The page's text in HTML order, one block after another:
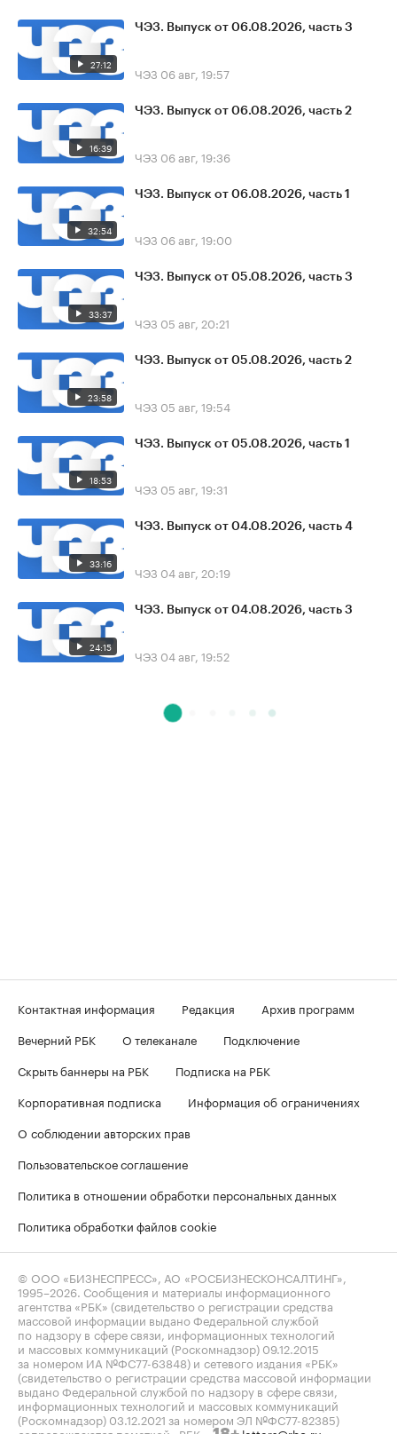
27:12
ЧЭЗ. Выпуск от 06.08.2026, часть 3
ЧЭЗ 06 авг, 19:57
16:39
ЧЭЗ. Выпуск от 06.08.2026, часть 2
ЧЭЗ 06 авг, 19:36
32:54
ЧЭЗ. Выпуск от 06.08.2026, часть 1
ЧЭЗ 06 авг, 19:00
33:37
ЧЭЗ. Выпуск от 05.08.2026, часть 3
ЧЭЗ 05 авг, 20:21
23:58
ЧЭЗ. Выпуск от 05.08.2026, часть 2
ЧЭЗ 05 авг, 19:54
18:53
ЧЭЗ. Выпуск от 05.08.2026, часть 1
ЧЭЗ 05 авг, 19:31
33:16
ЧЭЗ. Выпуск от 04.08.2026, часть 4
ЧЭЗ 04 авг, 20:19
24:15
ЧЭЗ. Выпуск от 04.08.2026, часть 3
ЧЭЗ 04 авг, 19:52
Контактная информация Редакция
Архив программ
Вечерний РБК
О телеканале
Подключение
Скрыть баннеры на РБК
Подписка на РБК
Корпоративная подписка
Информация об ограничениях
О соблюдении авторских прав
Пользовательское соглашение
Политика в отношении обработки персональных данных
Политика обработки файлов cookie
© ООО «БИЗНЕСПРЕСС», АО «РОСБИЗНЕСКОНСАЛТИНГ»,
1995–2026 . Сообщения и материалы информационного
агентства «РБК» (свидетельство о регистрации средства
массовой информации выдано Федеральной службой
по надзору в сфере связи, информационных технологий
и массовых коммуникаций (Роскомнадзор) 09.12.2015
за номером ИА №ФС77-63848) и сетевого издания «РБК»
(свидетельство о регистрации средства массовой информации
выдано Федеральной службой по надзору в сфере связи,
информационных технологий и массовых коммуникаций
(Роскомнадзор) 03.12.2021 за номером ЭЛ №ФС77-82385)